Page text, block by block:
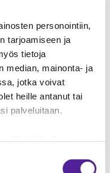
personointiin,
tarjoamiseen ja
tietoja
median, mainonta- ja
jotka voivat
heille antanut tai
palveluitaan.
Business Data
ja
Tämä
aloittamisen
ns.